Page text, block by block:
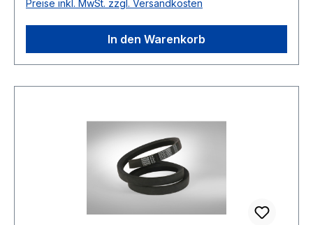
2215 Material Neoprene Zugstrang Polyester
Preise inkl. MwSt. zzgl. Versandkosten
In den Warenkorb